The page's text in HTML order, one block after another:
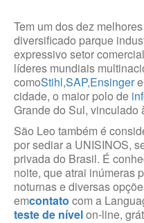
Tem um dos dez
diversificado parque
expressivo setor
líderes mundiais
comoStihl,SAP,Ensingere
cidade, o maior polo de
Grande do Sul, vinculado
São Leo também é
por sediar a UNISINOS,
privada do Brasil. É
noite, que atrai inúmeras
noturnas e diversas
emcontato com a
teste de nívelon-line,